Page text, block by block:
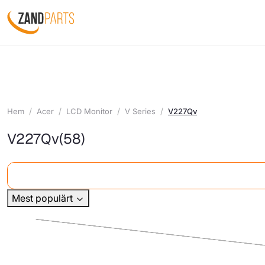
Hem Acer LCD Monitor V Series V227Qv
V227Qv(58)
Mest populärt